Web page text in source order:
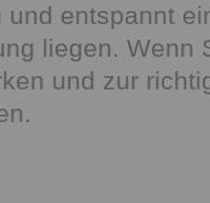
entspannt
liegen. Wenn
und zur